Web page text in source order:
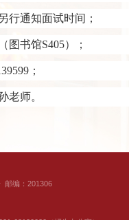
行通知面试时间；
图书馆S405）；
；
老师。
邮编：201306